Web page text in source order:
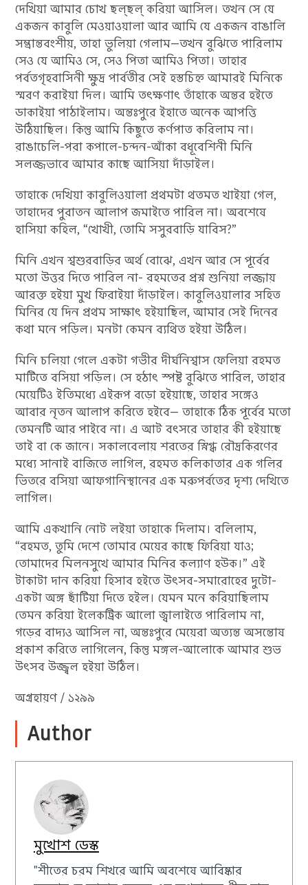
দেখিয়া আমার চোখ ছল্‌ছল্‌ করিয়া আসিল। তখন সে যে
একজন কাবুলি মেওয়াওয়ালা আর আমি যে একজন বাঙালি
সম্ভ্রান্তবংশীয়, তাহা ভুলিয়া গেলাম—তখন বুঝিতে পারিলাম
সেও যে আমিও সে, সেও পিতা আমিও পিতা। তাহার
পর্বতগৃহবাসিনী ক্ষুদ্র পার্বতীর সেই হস্তচিহ্ন আমারই মিনিকে
স্মরণ করাইয়া দিল। আমি তৎক্ষণাৎ তাঁহাকে অন্তর হইতে
ডাকাইয়া পাঠাইলাম। অন্তঃপুরে ইহাতে অনেক আপত্তি
উঠিয়াছিল। কিন্তু আমি কিছুতে কর্ণপাত করিলাম না।
রাঙাচেলি-পরা কপালে-চন্দন-আঁকা বধূবেশিনী মিনি
সলজ্জভাবে আমার কাছে আসিয়া দাঁড়াইল।
তাহাকে দেখিয়া কাবুলিওয়ালা প্রথমটা থতমত খাইয়া গেল,
তাহাদের পুরাতন আলাপ জমাইতে পারিল না। অবশেষে
হাসিয়া কহিল, “খোখী, তোমি সসুরবাড়ি যাবিস?”
মিনি এখন শ্বশুরবাড়ির অর্থ বোঝে, এখন আর সে পূর্বের
মতো উত্তর দিতে পারিল না- রহমতের প্রশ্ন শুনিয়া লজ্জায়
আরক্ত হইয়া মুখ ফিরাইয়া দাঁড়াইল। কাবুলিওয়ালার সহিত
মিনির যে দিন প্রথম সাক্ষাৎ হইয়াছিল, আমার সেই দিনের
কথা মনে পড়িল। মনটা কেমন ব্যথিত হইয়া উঠিল।
মিনি চলিয়া গেলে একটা গভীর দীর্ঘনিশ্বাস ফেলিয়া রহমত
মাটিতে বসিয়া পড়িল। সে হঠাৎ স্পষ্ট বুঝিতে পারিল, তাহার
মেয়েটিও ইতিমধ্যে এইরূপ বড়ো হইয়াছে, তাহার সঙ্গেও
আবার নৃতন আলাপ করিতে হইবে— তাহাকে ঠিক পূর্বের মতো
তেমনটি আর পাইবে না। এ আট বৎসরে তাহার কী হইয়াছে
তাই বা কে জানে। সকালবেলায় শরতের স্নিগ্ধ রৌদ্রকিরণের
মধ্যে সানাই বাজিতে লাগিল, রহমত কলিকাতার এক গলির
ভিতরে বসিয়া আফগানিস্থানের এক মরুপর্বতের দৃশ্য দেখিতে
লাগিল।
আমি একখানি নোট লইয়া তাহাকে দিলাম। বলিলাম,
“রহমত, তুমি দেশে তোমার মেয়ের কাছে ফিরিয়া যাও;
তোমাদের মিলনসুখে আমার মিনির কল্যাণ হউক।” এই
টাকাটা দান করিয়া হিসাব হইতে উৎসব-সমারোহের দুটো-
একটা অঙ্গ ছাঁটিয়া দিতে হইল। যেমন মনে করিয়াছিলাম
তেমন করিয়া ইলেকট্রিক আলো জ্বালাইতে পারিলাম না,
গড়ের বাদ্যও আসিল না, অন্তঃপুরে মেয়েরা অত্যন্ত অসন্তোষ
প্রকাশ করিতে লাগিলেন, কিন্তু মঙ্গল-আলোকে আমার শুভ
উৎসব উজ্জ্বল হইয়া উঠিল।
অগ্রহায়ণ / ১২৯৯
Author
মুখোশ ডেস্ক
"শীতের চরম শিখরে আমি অবশেষে আবিষ্কার